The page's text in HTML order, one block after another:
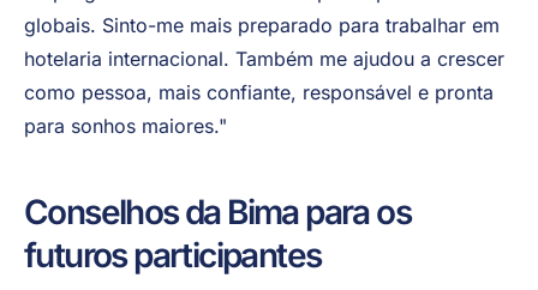
globais. Sinto-me mais preparado para trabalhar em
hotelaria internacional. Também me ajudou a crescer
como pessoa, mais confiante, responsável e pronta
para sonhos maiores."
Conselhos da Bima para os
futuros participantes